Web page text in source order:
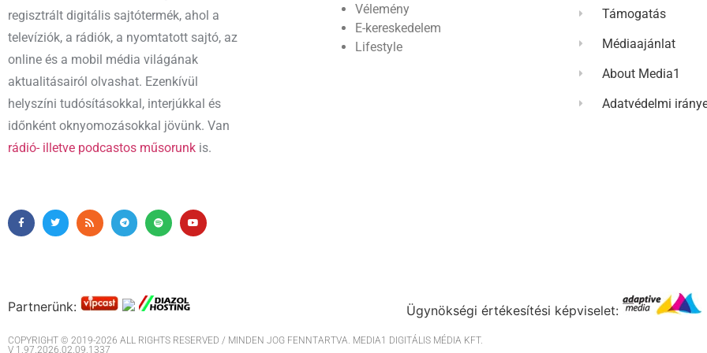
regisztrált digitális sajtótermék, ahol a
televíziók, a rádiók, a nyomtatott sajtó, az
online és a mobil média világának
aktualitásairól olvashat. Ezenkívül
helyszíni tudósításokkal, interjúkkal és
időnként oknyomozásokkal jövünk. Van
rádió- illetve podcastos műsorunk is.
Vélemény
E-kereskedelem
Lifestyle
Támogatás
Médiaajánlat
About Media1
Adatvédelmi
Partnerünk: Ügynökségi értékesítési képviselet:
COPYRIGHT © 2019-2026 ALL RIGHTS RESERVED / MINDEN JOG FENNTARTVA. MEDIA1 DIGITÁLIS MÉDIA KFT.
V 1.97.2026.02.09.1337